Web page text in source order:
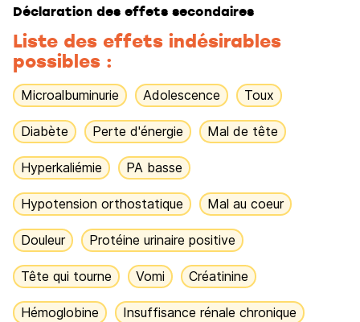
Déclaration des effets secondaires
Liste des effets indésirables
possibles :
Microalbuminurie Adolescence Toux
Diabète Perte d'énergie Mal de tête
Hyperkaliémie PA basse
Hypotension orthostatique Mal au coeur
Douleur Protéine urinaire positive
Tête qui tourne Vomi Créatinine
Hémoglobine Insuffisance rénale chronique